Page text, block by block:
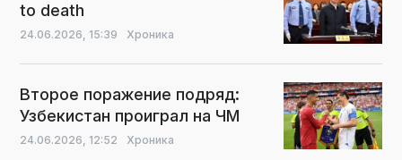
to death
24.06.2026, 15:39 Хроника
Второе поражение подряд:
Узбекистан проиграл на ЧМ
24.06.2026, 12:52 Хроника